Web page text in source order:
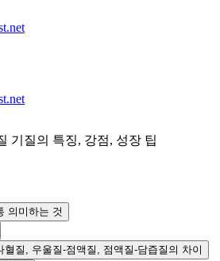
기질의 특징, 강점, 성장 팁
의미하는 것
혈질, 우울질-점액질, 점액질-담즙질의 차이